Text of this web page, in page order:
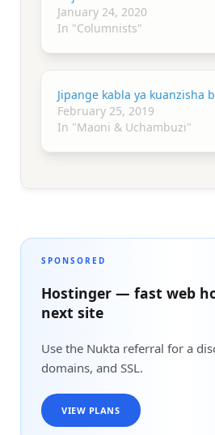
January 24, 2020
In "Columnists"
Jipange kabla ya kuanzisha
February 25, 2019
In "Maoni & Uchambuzi"
SPONSORED
Hostinger — fast web
next site
Use the Nukta referral for a
domains, and SSL.
VIEW PLANS